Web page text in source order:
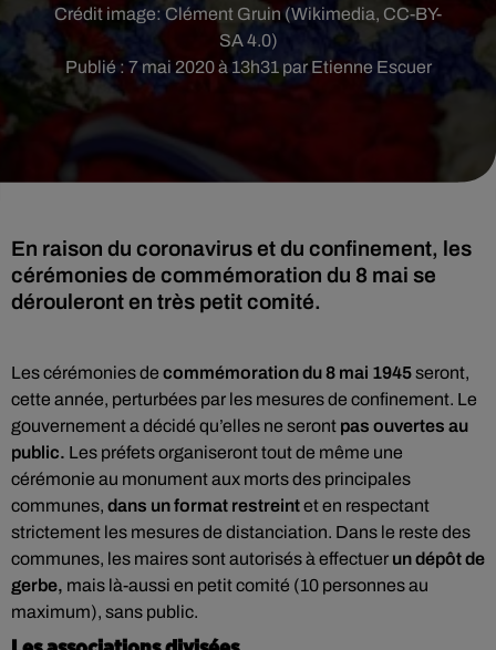
Publié : 7 mai 2020 à 13h31 par Etienne Escuer
Crédit image: Clément Gruin (Wikimedia, CC-BY-
SA 4.0)
En raison du coronavirus et du confinement, les
cérémonies de commémoration du 8 mai se
dérouleront en très petit comité.
Les cérémonies de commémoration du 8 mai 1945seront,
cette année, perturbées par les mesures de confinement. Le
gouvernement a décidé qu’elles ne seront pas ouvertes au
public. Les préfets organiseront tout de même une
cérémonie au monument aux morts des principales
communes, dans un format restreintet en respectant
strictement les mesures de distanciation. Dans le reste des
communes, les maires sont autorisés à effectuer un dépôt de
gerbe, mais là-aussi en petit comité (10 personnes au
maximum), sans public.